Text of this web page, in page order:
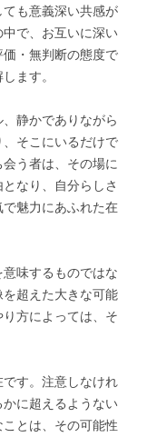
も意義深い共感が
で、お互いに深い
・無判断の態度で
ます。
静かでありながら
そこにいるだけで
う者は、その場に
なり、自分らしさ
魅力にあふれた在
味するものではな
超えた大きな可能
方によっては、そ
す。注意しなけれ
に超えるようない
とは、その可能性